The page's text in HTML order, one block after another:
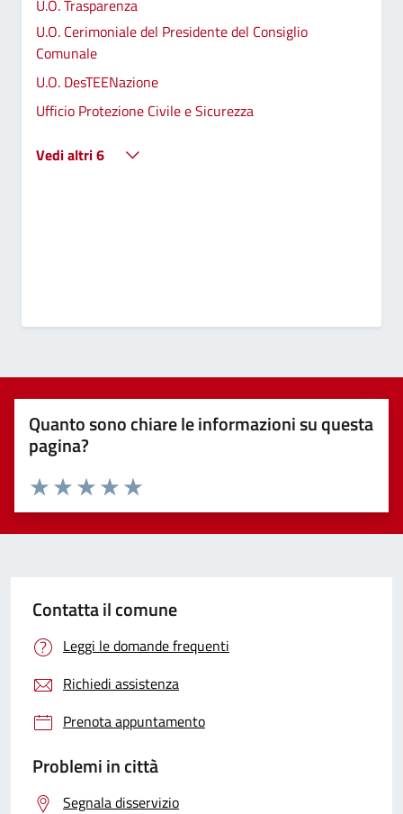
U.O. Trasparenza
U.O. Cerimoniale del Presidente del Consiglio
Comunale
U.O. DesTEENazione
Ufficio Protezione Civile e Sicurezza
Vedi altri 6
Quanto sono chiare le informazioni su questa
pagina?
Valuta 5 stelle su 5
Valuta 4 stelle su 5
Valuta 3 stelle su 5
Valuta 2 stelle su 5
Valuta 1 stelle su 5
Contatta il comune
Leggi le domande frequenti
Richiedi assistenza
Prenota appuntamento
Problemi in città
Segnala disservizio